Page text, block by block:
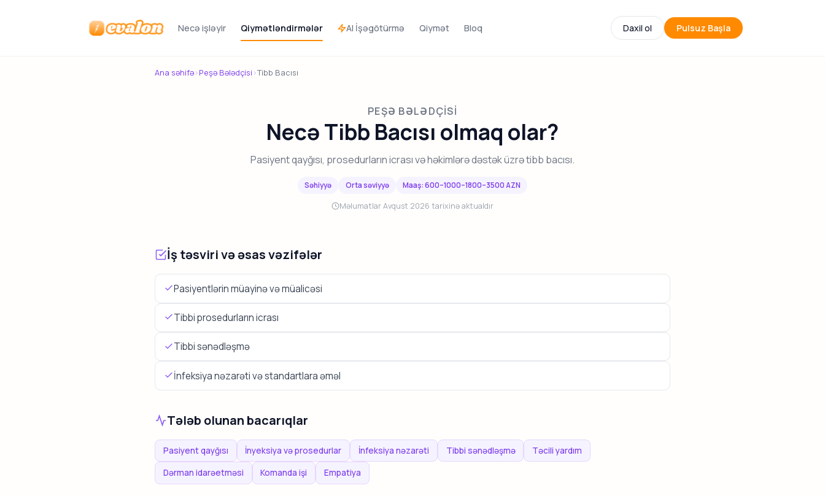
Evalon Necə işləyir Qiymətləndirmələr AI İşəgötürmə Qiymət Bloq Daxil ol Pulsuz Başla
Ana səhifə›Peşə Bələdçisi ›Tibb Bacısı
PEŞƏ BƏLƏDÇISI
Necə Tibb Bacısı olmaq olar?
Pasiyent qayğısı, prosedurların icrası və həkimlərə dəstək üzrə tibb bacısı.
Səhiyyə Orta səviyyə Maaş: 600–1000–1800–3500 AZN
Məlumatlar Avqust 2026 tarixinə aktualdır
İş təsviri və əsas vəzifələr
Pasiyentlərin müayinə və müalicəsi
Tibbi prosedurların icrası
Tibbi sənədləşmə
İnfeksiya nəzarəti və standartlara əməl
Tələb olunan bacarıqlar
Pasiyent qayğısı İnyeksiya və prosedurlar İnfeksiya nəzarəti Tibbi sənədləşmə Təcili yardım
Dərman idarəetməsi Komanda işi Empatiya